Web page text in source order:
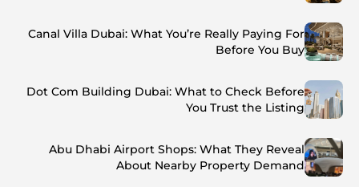
Canal Villa Dubai: What You’re Really Paying For
Before You Buy
Dot Com Building Dubai: What to Check Before
You Trust the Listing
Abu Dhabi Airport Shops: What They Reveal
About Nearby Property Demand